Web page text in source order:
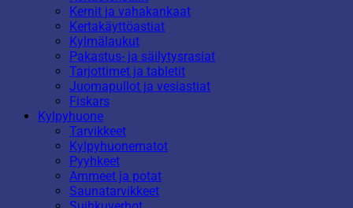
Kernit ja vahakankaat
Kertakäyttöastiat
Kylmälaukut
Pakastus- ja säilytysrasiat
Tarjottimet ja tabletit
Juomapullot ja vesiastiat
Fiskars
Kylpyhuone
Tarvikkeet
Kylpyhuonematot
Pyyhkeet
Ammeet ja potat
Saunatarvikkeet